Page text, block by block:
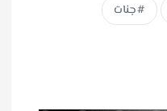
جنات